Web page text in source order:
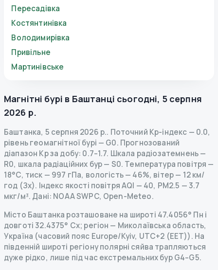
Пересадівка
Костянтинівка
Володимирівка
Привільне
Мартинівське
Магнітні бурі в Баштанці сьогодні, 5 серпня
2026 р.
Баштанка, 5 серпня 2026 р.. Поточний Kp-індекс — 0.0,
рівень геомагнітної бурі — G0. Прогнозований
діапазон Kp за добу: 0.7–1.7. Шкала радіозатемнень—
R0, шкала радіаційних бур— S0. Температура повітря —
18°C, тиск — 997 гПа, вологість — 46%, вітер — 12 км/
год (Зх). Індекс якості повітря AQI — 40, PM2.5 — 3.7
мкг/м³. Дані: NOAA SWPC, Open-Meteo.
Місто Баштанка розташоване на широті 47.4056° Пн і
довготі 32.4375° Сх; регіон — Миколаївська область,
Україна (часовий пояс Europe/Kyiv, UTC+2 (EET)). На
південній широті регіону полярні сяйва трапляються
дуже рідко, лише під час екстремальних бур G4–G5.